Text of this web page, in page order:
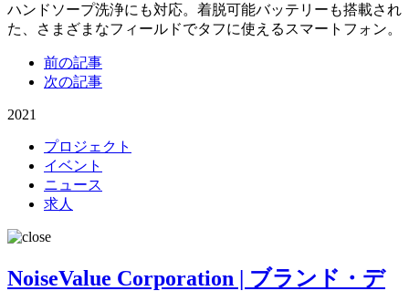
ハンドソープ洗浄にも対応。着脱可能バッテリーも搭載され
た、さまざまなフィールドでタフに使えるスマートフォン。
前の記事
次の記事
2021
プロジェクト
イベント
ニュース
求人
NoiseValue Corporation | ブランド・デ